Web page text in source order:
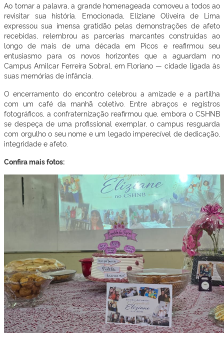
Ao tomar a palavra, a grande homenageada comoveu a todos ao
revisitar sua história. Emocionada, Eliziane Oliveira de Lima
expressou sua imensa gratidão pelas demonstrações de afeto
recebidas, relembrou as parcerias marcantes construídas ao
longo de mais de uma década em Picos e reafirmou seu
entusiasmo para os novos horizontes que a aguardam no
Campus Amilcar Ferreira Sobral, em Floriano — cidade ligada às
suas memórias de infância.
O encerramento do encontro celebrou a amizade e a partilha
com um café da manhã coletivo. Entre abraços e registros
fotográficos, a confraternização reafirmou que, embora o CSHNB
se despeça de uma profissional exemplar, o campus resguarda
com orgulho o seu nome e um legado imperecível de dedicação,
integridade e afeto.
Confira mais fotos: